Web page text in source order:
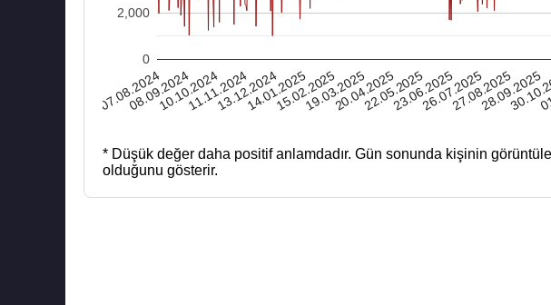
07.08.2024
08.09.2024
10.10.2024
11.11.2024
13.12.2024
14.01.2025
15.02.2025
19.03.2025
20.04.2025
22.05.2025
23.06.2025
26.07.2025
27.08.2025
28.09.2025
0
2,000
* Düşük değer daha positif anlamdadır. Gün sonunda kişinin
olduğunu gösterir.